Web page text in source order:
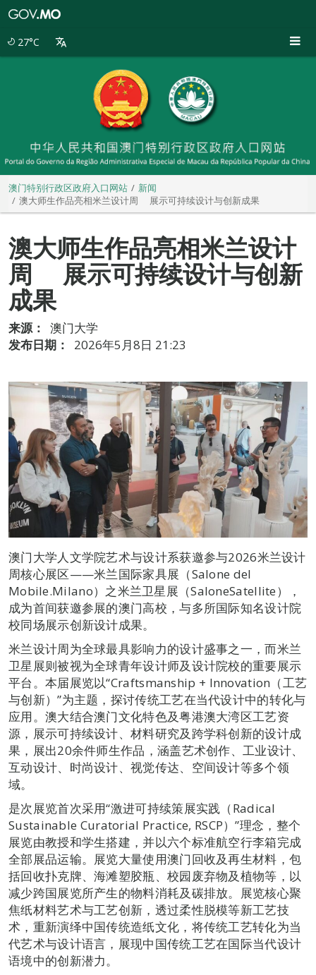
27°C
澳门特别行政区政府入口网站
新闻
澳大师生作品亮相米兰设计周 展示可持续设计与创新成果
澳大师生作品亮相米兰设计
周 展示可持续设计与创新
成果
来源：
澳门大学
发布日期：
2026年5月8日 21:23
澳门大学人文学院艺术与设计系获邀参与2026米兰设计
周核心展区——米兰国际家具展（Salone del
Mobile.Milano）之米兰卫星展（SaloneSatellite），
成为首间获邀参展的澳门高校，与多所国际知名设计院
校同场展示创新设计成果。
米兰设计周为全球最具影响力的设计盛事之一，而米兰
卫星展则被视为全球青年设计师及设计院校的重要展示
平台。本届展览以“Craftsmanship + Innovation（工艺
与创新）”为主题，探讨传统工艺在当代设计中的转化与
应用。澳大结合澳门文化特色及粤港澳大湾区工艺资
源，展示可持续设计、材料研究及跨学科创新的设计成
果，展出20余件师生作品，涵盖艺术创作、工业设计、
互动设计、时尚设计、视觉传达、空间设计等多个领
域。
是次展览首次采用“激进可持续策展实践（Radical
Sustainable Curatorial Practice, RSCP）”理念，整个
展览由教授和学生搭建，并以六个标准航空行李箱完成
全部展品运输。展览大量使用澳门回收及再生材料，包
括回收扑克牌、海滩塑胶瓶、校园废弃物及植物等，以
减少跨国展览所产生的物料消耗及碳排放。展览核心聚
焦纸材料艺术与工艺创新，透过柔性脱模等新工艺技
术，重新演绎中国传统造纸文化，将传统工艺转化为当
代艺术与设计语言，展现中国传统工艺在国际当代设计
语境中的创新潜力。